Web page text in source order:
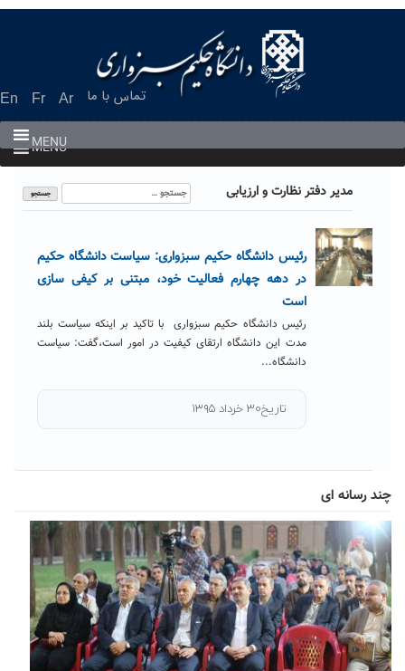
En Fr Ar تماس با ما
MENU
MENU
مدیر دفتر نظارت و ارزیابی
جستجو
برای:
رئیس دانشگاه حکیم سبزواری: سیاست دانشگاه حکیم
در دهه چهارم فعالیت خود، مبتنی بر کیفی سازی
است
رئیس دانشگاه حکیم سبزواری با تاکید بر اینکه سیاست بلند
مدت این دانشگاه ارتقای کیفیت در امور است،گفت: سیاست
دانشگاه...
تاریخ۳۰ خرداد ۱۳۹۵
چند رسانه ای